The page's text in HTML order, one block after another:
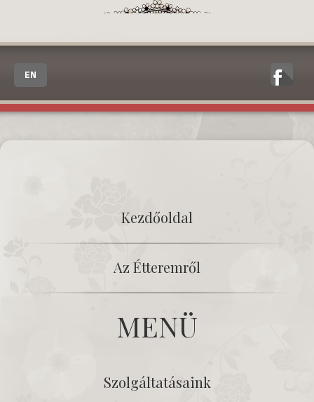
EN
Kezdőoldal
Az Étteremről
MENÜ
Szolgáltatásaink